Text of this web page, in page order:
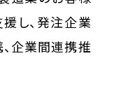
し、発注企業
、企業間連携推